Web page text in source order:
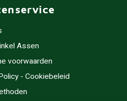
Assen
voorwaarden
- Cookiebeleid